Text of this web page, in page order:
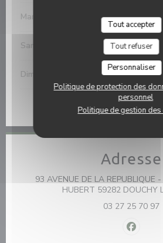
Tout accepter
Tout refuser
Personnaliser
Politique de protection des
personnel
Politique de gestion des
Mar
Samedi
Dimanche
* Uniquement sur
Adresse
93 AVENUE DE LA REPUBLIQUE
HUBERT 59282 DOUCHY
03 27 25 70 97